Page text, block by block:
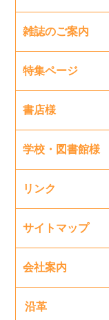
雑誌のご案内
特集ページ
書店様
学校・図書館様
リンク
サイトマップ
会社案内
沿革